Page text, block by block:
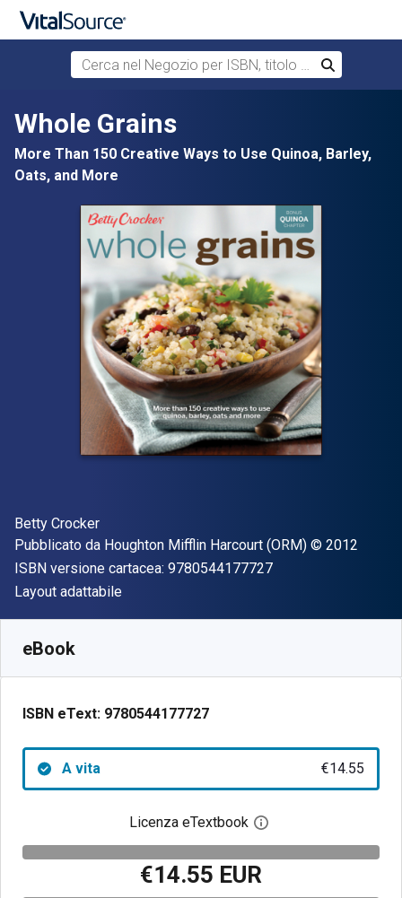
Passa al contenuto principale
Cerca nel Negozio per ISBN, titolo o autore
Cerca
Whole Grains
More Than 150 Creative Ways to Use Quinoa, Barley,
Oats, and More
Autore(i)
Betty Crocker
Editore
Pubblicato da Houghton Mifflin Harcourt (ORM) Copyright
© 2012
ISBN versione cartacea: 9780544177727"ISBN-13
Formato
Layout adattabile
eBook
ISBN eText: 9780544177727
A vita €14.55
Licenza eTextbook Apri la finestra di
€14.55 EUR